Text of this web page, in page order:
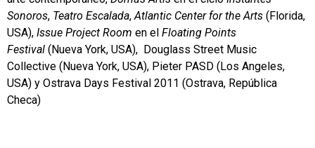
Sonoros, Teatro Escalada,Atlantic Center for the Arts (Florida,
USA), Issue Project Room en el Floating Points
Festival (Nueva York, USA), Douglass Street Music
Collective (Nueva York, USA), Pieter PASD (Los Angeles,
USA) y Ostrava Days Festival 2011 (Ostrava, República
Checa)